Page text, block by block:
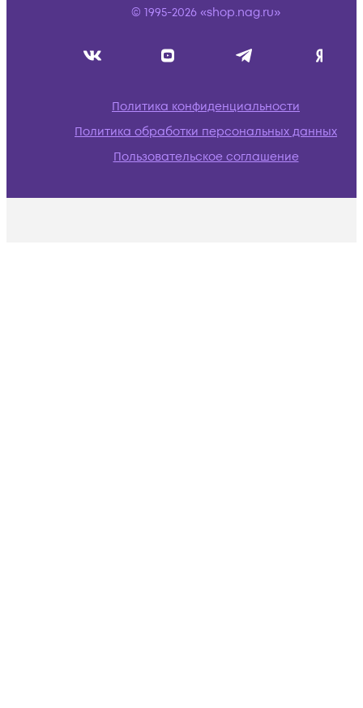
© 1995-2026 «shop.nag.ru»
Политика конфиденциальности
Политика обработки персональных данных
Пользовательское соглашение